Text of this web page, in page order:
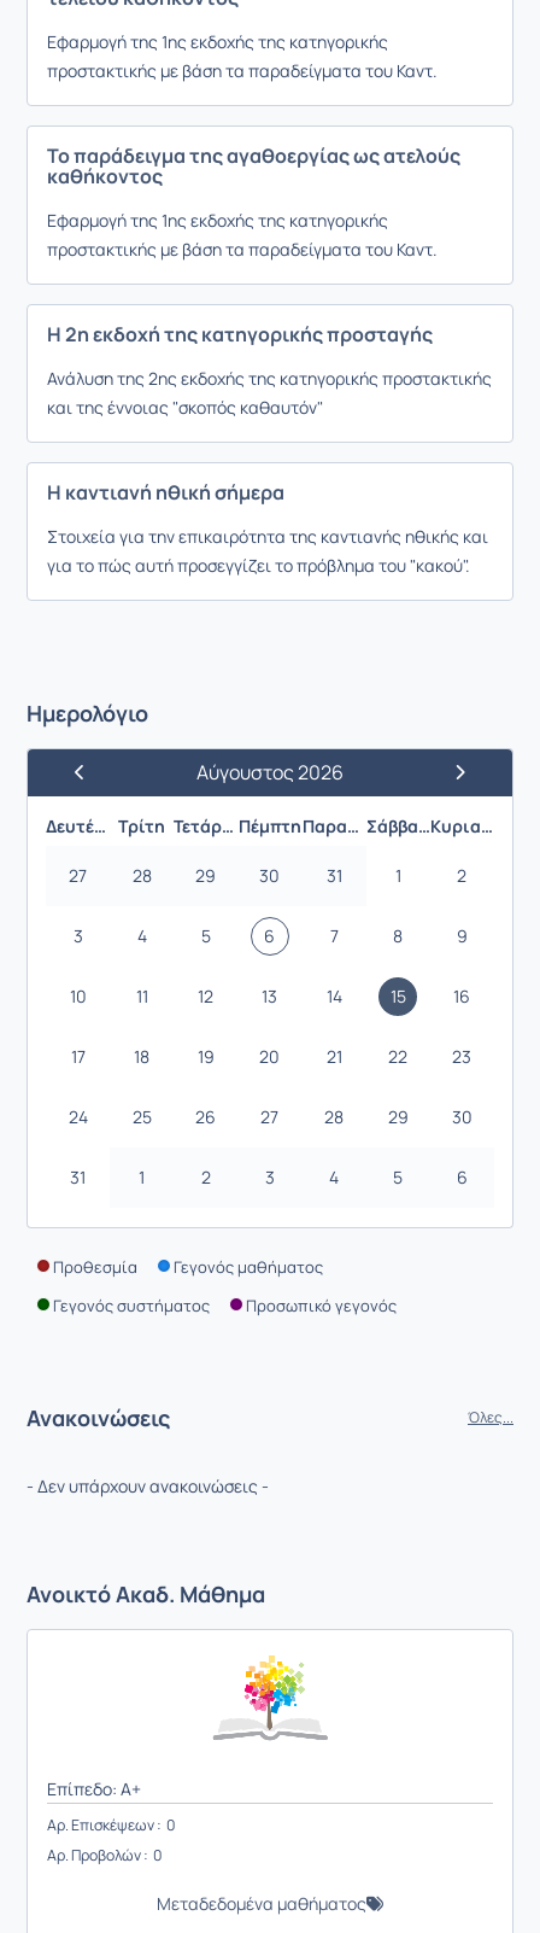
Εφαρμογή της 1ης εκδοχής της κατηγορικής
προστακτικής με βάση τα παραδείγματα του Καντ.
Το παράδειγμα της αγαθοεργίας ως ατελούς
καθήκοντος
Εφαρμογή της 1ης εκδοχής της κατηγορικής
προστακτικής με βάση τα παραδείγματα του Καντ.
Η 2η εκδοχή της κατηγορικής προσταγής
Ανάλυση της 2ης εκδοχής της κατηγορικής προστακτικής
και της έννοιας "σκοπός καθαυτόν"
Η καντιανή ηθική σήμερα
Στοιχεία για την επικαιρότητα της καντιανής ηθικής και
για το πώς αυτή προσεγγίζει το πρόβλημα του "κακού".
Ημερολόγιο
Προηγούμενος ΜήναςΑύγουστος 2026
Επόμενος
Δευτέρα Τρίτη Τετάρτη Πέμπτη Παρασκευή Σάββατο Κυριακή
27 28 29 30 31 1 2
3 4 5 6 7 8 9
10 11 12 13 14 15 16
17 18 19 20 21 22 23
24 25 26 27 28 29 30
31 1 2 3 4 5 6
Προθεσμία
Γεγονός μαθήματος
Γεγονός συστήματος
Προσωπικό γεγονός
Ανακοινώσεις Όλες...
- Δεν υπάρχουν ανακοινώσεις -
Ανοικτό Ακαδ. Μάθημα
Επίπεδο: A+
Αρ. Επισκέψεων : 0
Αρ. Προβολών : 0
Μεταδεδομένα μαθήματος